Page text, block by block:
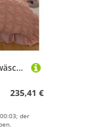
HYHJYMG Vierteilige Bettwäsche-Set Vier Teile Prinzessin Set mit Pompom Bettdecke Cover Queen-Size-Bettwäsche King Sets King, Bett Leinen (rosa
235,41 €
der